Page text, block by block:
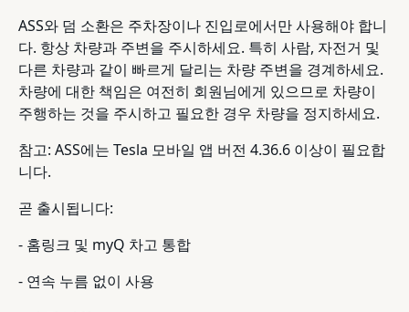
ASS와 덤 소환은 주차장이나 진입로에서만 사용해야 합니
다. 항상 차량과 주변을 주시하세요. 특히 사람, 자전거 및
다른 차량과 같이 빠르게 달리는 차량 주변을 경계하세요.
차량에 대한 책임은 여전히 회원님에게 있으므로 차량이
주행하는 것을 주시하고 필요한 경우 차량을 정지하세요.
참고: ASS에는 Tesla 모바일 앱 버전 4.36.6 이상이 필요합
니다.
곧 출시됩니다:
- 홈링크 및 myQ 차고 통합
- 연속 누름 없이 사용